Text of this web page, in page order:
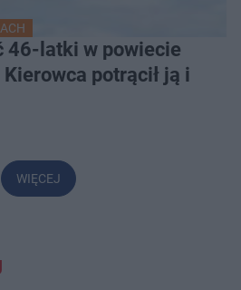
46-latki w powiecie
potrącił ją i
WIĘCEJ